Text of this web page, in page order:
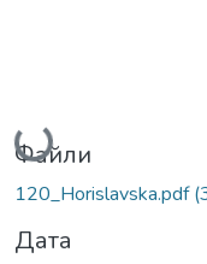
Вантажиться...
Файли
120_Horislavska.pdf
Дата